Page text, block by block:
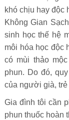
khó chịu hay độc
Không Gian
sinh học thế hệ
môi hóa học độc
có mùi thảo
phun. Do đó,
của người già, trẻ
Gia đình tôi cần
phun thuốc hoàn